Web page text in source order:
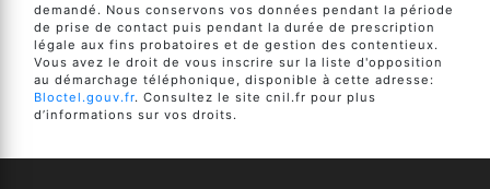
demandé. Nous conservons vos données pendant la période
de prise de contact puis pendant la durée de prescription
légale aux fins probatoires et de gestion des contentieux.
Vous avez le droit de vous inscrire sur la liste d'opposition
au démarchage téléphonique, disponible à cette adresse:
Bloctel.gouv.fr. Consultez le site cnil.fr pour plus
d’informations sur vos droits.